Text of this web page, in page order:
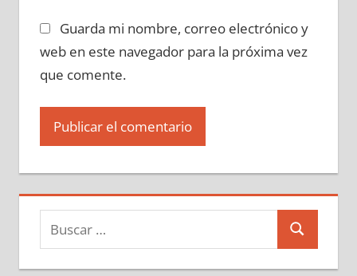
Guarda mi nombre, correo electrónico y
web en este navegador para la próxima vez
que comente.
Buscar